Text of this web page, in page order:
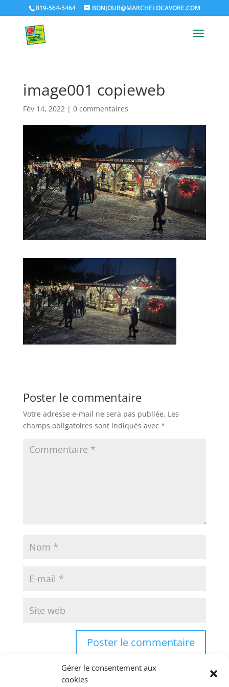
Gérer le consentement aux
cookies
819-564-5464 BONJOUR@MARCHELOCAVORE.COM
image001 copieweb
Fév 14, 2022| 0 commentaires
Poster le commentaire
Votre adresse e-mail ne sera pas publiée. Les
champs obligatoires sont indiqués avec *